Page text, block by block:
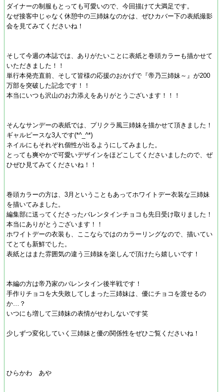
ダイナーの制服もとっても可愛いので、今回描けて大満足です。
なぜ接客中じゃなく休憩中の三姉妹なのかは、ぜひカバー下の表紙撮影
会を見てみてくださいね！
そして今週の本誌では、ありがたいことに表紙と巻頭カラーも描かせて
いただきました！！
単行本発売直前、そして皆様の応援のおかげで『帝乃三姉妹～』が200
万部を突破した記念です！！
本当にいつも沢山のお力添えをありがとうございます！！！
そんなサンデーの表紙では、プリクラ風三姉妹を描かせて頂きました！
ギャルピースな3人です(*^_^*)
ネイルにもそれぞれ個性が出るようにしてみました。
とっても爽やかで可愛いデザインをほどこしてくださいましたので、ぜ
ひぜひ見てみてくださいね！！
巻頭カラーの方は、3月ということもあってホワイトデー衣装な三姉妹
を描いてみました。
編集部に送ってくださったバレンタインチョコも先日受け取りました！
本当にありがとうございます！！
ホワイトデーの衣装も、ここならではのカラーリングなので、描いてい
てとても新鮮でした。
表紙とはまた雰囲気の違う三姉妹を楽しんで頂けたら嬉しいです！
本編の方は帝乃家のバレンタイン後半戦です！
手作りチョコを大失敗してしまった三姉妹は、優にチョコを渡せるの
か…？
いつにも増して三姉妹の表情がせわしないです笑
少しずつ変化していく三姉妹と優の関係性をぜひご覧くださいね！
ひらかわ あや